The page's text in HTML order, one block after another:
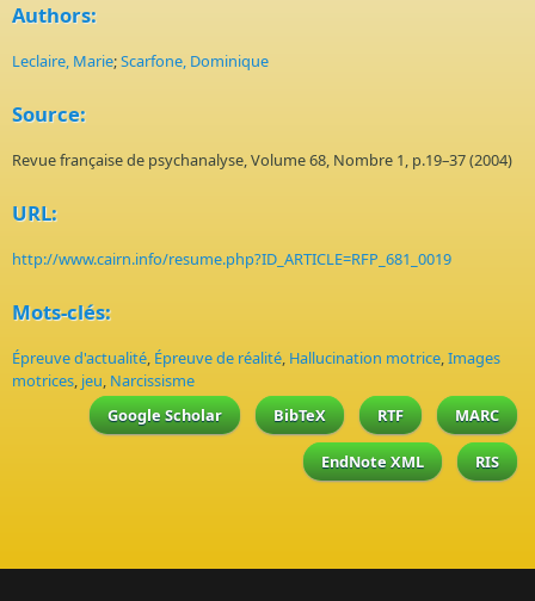
Authors:
Leclaire, Marie;Scarfone, Dominique
Source:
Revue française de psychanalyse, Volume 68, Nombre 1, p.19–37 (2004)
URL:
http://www.cairn.info/resume.php?ID_ARTICLE=RFP_681_0019
Mots-clés:
Épreuve d'actualité, Épreuve de réalité, Hallucination motrice,Images
motrices, jeu, Narcissisme
Google Scholar
BibTeX RTF MARC
EndNote XML RIS